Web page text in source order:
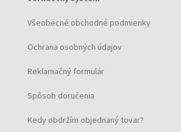
Všeobecné obchodné podmienky
Ochrana osobných údajov
Reklamačný formulár
Spôsob doručenia
Kedy obdržím objednaný tovar?